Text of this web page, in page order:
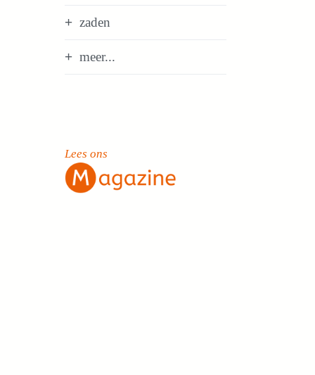
zaden
meer...
Lees ons